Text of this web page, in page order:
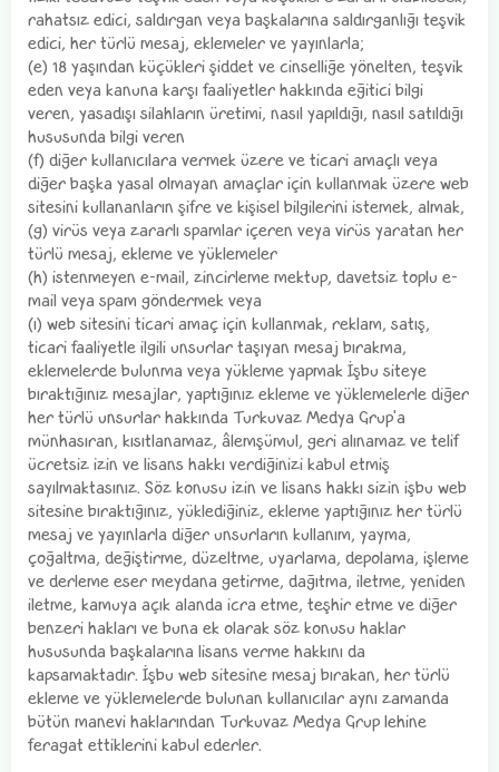
rahatsız edici, saldırgan veya başkalarına saldırganlığı teşvik
edici, her türlü mesaj, eklemeler ve yayınlarla;
(e) 18 yaşından küçükleri şiddet ve cinselliğe yönelten, teşvik
eden veya kanuna karşı faaliyetler hakkında eğitici bilgi
veren, yasadışı silahların üretimi, nasıl yapıldığı, nasıl satıldığı
hususunda bilgi veren
(f) diğer kullanıcılara vermek üzere ve ticari amaçlı veya
diğer başka yasal olmayan amaçlar için kullanmak üzere web
sitesini kullananların şifre ve kişisel bilgilerini istemek, almak,
(g) virüs veya zararlı spamlar içeren veya virüs yaratan her
türlü mesaj, ekleme ve yüklemeler
(h) istenmeyen e-mail, zincirleme mektup, davetsiz toplu e-
mail veya spam göndermek veya
(ı) web sitesini ticari amaç için kullanmak, reklam, satış,
ticari faaliyetle ilgili unsurlar taşıyan mesaj bırakma,
eklemelerde bulunma veya yükleme yapmak İşbu siteye
bıraktığınız mesajlar, yaptığınız ekleme ve yüklemelerle diğer
her türlü unsurlar hakkında Turkuvaz Medya Grup'a
münhasıran, kısıtlanamaz, âlemşümul, geri alınamaz ve telif
ücretsiz izin ve lisans hakkı verdiğinizi kabul etmiş
sayılmaktasınız. Söz konusu izin ve lisans hakkı sizin işbu web
sitesine bıraktığınız, yüklediğiniz, ekleme yaptığınız her türlü
mesaj ve yayınlarla diğer unsurların kullanım, yayma,
çoğaltma, değiştirme, düzeltme, uyarlama, depolama, işleme
ve derleme eser meydana getirme, dağıtma, iletme, yeniden
iletme, kamuya açık alanda icra etme, teşhir etme ve diğer
benzeri hakları ve buna ek olarak söz konusu haklar
hususunda başkalarına lisans verme hakkını da
kapsamaktadır. İşbu web sitesine mesaj bırakan, her türlü
ekleme ve yüklemelerde bulunan kullanıcılar aynı zamanda
bütün manevi haklarından Turkuvaz Medya Grup lehine
feragat ettiklerini kabul ederler.